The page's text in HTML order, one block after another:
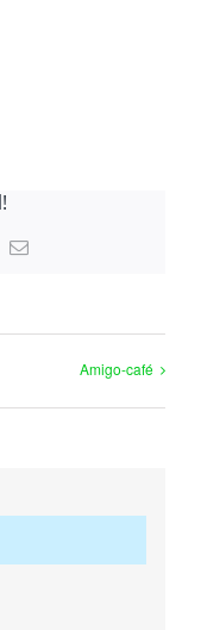
E-
Amigo-café